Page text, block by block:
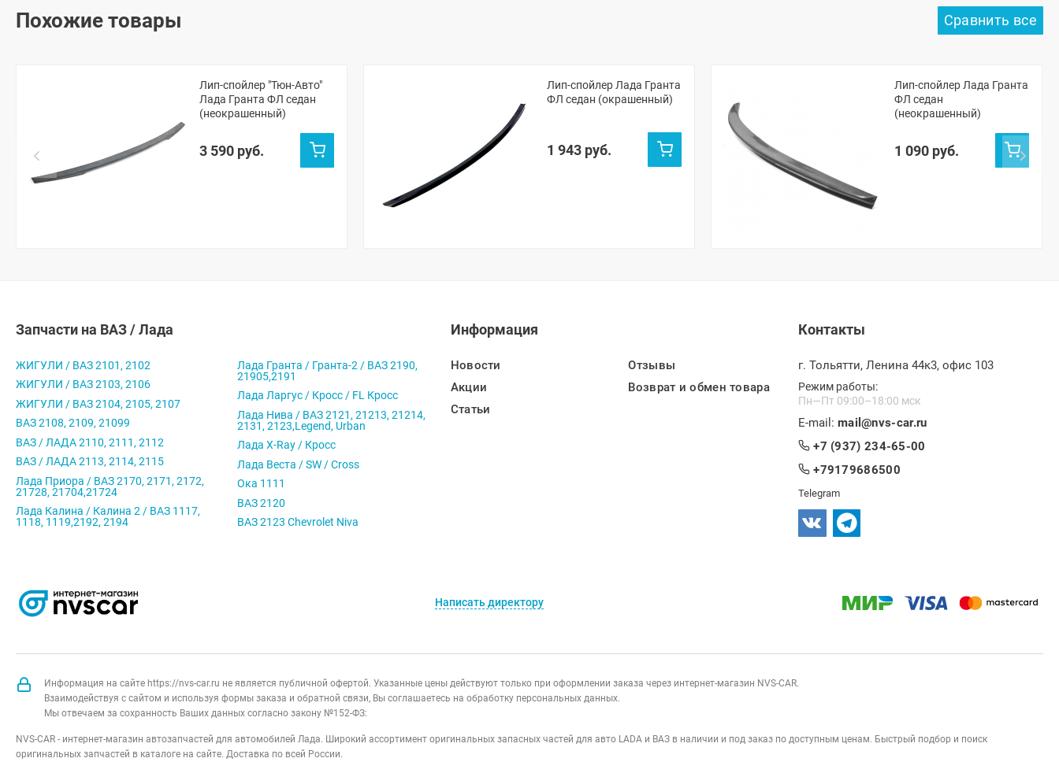
Похожие товары
Лип-спойлер "Тюн-Авто"
Лада Гранта ФЛ седан
(неокрашенный)
3 590 руб.
Лип-спойлер Лада Гранта
ФЛ седан (окрашенный)
1 943 руб.
Лип-спойлер Лада Гранта
ФЛ седан
(неокрашенный)
1 090 руб.
Запчасти на ВАЗ / Лада
ЖИГУЛИ / ВАЗ 2101, 2102
ЖИГУЛИ / ВАЗ 2103, 2106
ЖИГУЛИ / ВАЗ 2104, 2105, 2107
ВАЗ 2108, 2109, 21099
ВАЗ / ЛАДА 2110, 2111, 2112
ВАЗ / ЛАДА 2113, 2114, 2115
Лада Приора / ВАЗ 2170, 2171, 2172,
21728, 21704,21724
Лада Калина / Калина 2 / ВАЗ 1117,
1118, 1119,2192, 2194
Лада Гранта / Гранта-2 / ВАЗ 2190,
21905,2191
Лада Ларгус / Кросс / FL Кросс
Лада Нива / ВАЗ 2121, 21213, 21214,
2131, 2123,Legend, Urban
Лада X-Ray / Кросс
Лада Веста / SW / Cross
Ока 1111
ВАЗ 2120
ВАЗ 2123 Chevrolet Niva
Информация
Новости
Акции
Статьи
Отзывы
Возврат и обмен товара
Контакты
г. Тольятти, Ленина 44к3, офис 103
Режим работы:
Пн—Пт 09:00–18:00 мск
E-mail: mail@nvs-car.ru
+7 (937) 234-65-00
+79179686500
Telegram
Написать директору
Информация на сайте https://nvs-car.ru не является публичной офертой. Указанные цены действуют только при оформлении заказа через интернет-магазин NVS-CAR.
Взаимодействуя с сайтом и используя формы заказа и обратной связи, Вы соглашаетесь на обработку персональных данных.
Мы отвечаем за сохранность Ваших данных согласно закону №152-ФЗ:
NVS-CAR - интернет-магазин автозапчастей для автомобилей Лада. Широкий ассортимент оригинальных запасных частей для авто LADA и ВАЗ в наличии и под заказ по доступным ценам. Быстрый подбор и поиск
оригинальных запчастей в каталоге на сайте. Доставка по всей России.